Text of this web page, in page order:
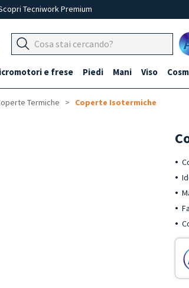
Tecniwork Premium
e frese Piedi Mani Viso
Termiche Coperte Isotermiche